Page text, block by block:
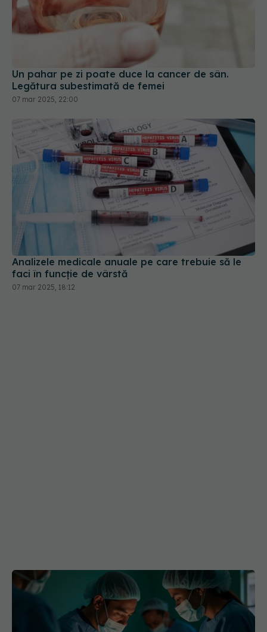
Un pahar pe zi poate duce la cancer de sân.
Legătura subestimată de femei
07 mar 2025, 22:00
Analizele medicale anuale pe care trebuie să le
faci în funcție de vârstă
07 mar 2025, 18:12